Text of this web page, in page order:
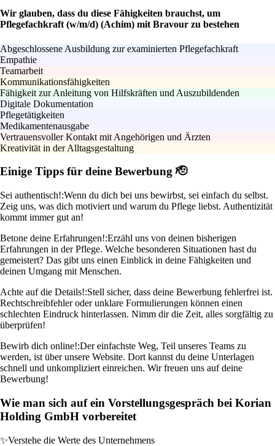
Wir glauben, dass du diese Fähigkeiten brauchst, um
Pflegefachkraft (w/m/d) (Achim) mit Bravour zu bestehen
Abgeschlossene Ausbildung zur examinierten Pflegefachkraft
Empathie
Teamarbeit
Kommunikationsfähigkeiten
Fähigkeit zur Anleitung von Hilfskräften und Auszubildenden
Digitale Dokumentation
Pflegetätigkeiten
Medikamentenausgabe
Vertrauensvoller Kontakt mit Angehörigen und Ärzten
Kreativität in der Alltagsgestaltung
Einige Tipps für deine Bewerbung 🫡
Sei authentisch!:Wenn du dich bei uns bewirbst, sei einfach du selbst.
Zeig uns, was dich motiviert und warum du Pflege liebst. Authentizität
kommt immer gut an!
Betone deine Erfahrungen!:Erzähl uns von deinen bisherigen
Erfahrungen in der Pflege. Welche besonderen Situationen hast du
gemeistert? Das gibt uns einen Einblick in deine Fähigkeiten und
deinen Umgang mit Menschen.
Achte auf die Details!:Stell sicher, dass deine Bewerbung fehlerfrei ist.
Rechtschreibfehler oder unklare Formulierungen können einen
schlechten Eindruck hinterlassen. Nimm dir die Zeit, alles sorgfältig zu
überprüfen!
Bewirb dich online!:Der einfachste Weg, Teil unseres Teams zu
werden, ist über unsere Website. Dort kannst du deine Unterlagen
schnell und unkompliziert einreichen. Wir freuen uns auf deine
Bewerbung!
Wie man sich auf ein Vorstellungsgespräch bei Korian
Holding GmbH vorbereitet
✨Verstehe die Werte des Unternehmens